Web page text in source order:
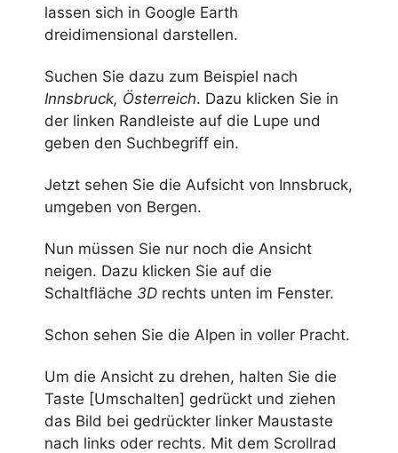
lassen sich in Google Earth
dreidimensional darstellen.
Suchen Sie dazu zum Beispiel nach
Innsbruck, Österreich. Dazu klicken Sie in
der linken Randleiste auf die Lupe und
geben den Suchbegriff ein.
Jetzt sehen Sie die Aufsicht von Innsbruck,
umgeben von Bergen.
Nun müssen Sie nur noch die Ansicht
neigen. Dazu klicken Sie auf die
Schaltfläche 3D rechts unten im Fenster.
Schon sehen Sie die Alpen in voller Pracht.
Um die Ansicht zu drehen, halten Sie die
Taste [Umschalten] gedrückt und ziehen
das Bild bei gedrückter linker Maustaste
nach links oder rechts. Mit dem Scrollrad